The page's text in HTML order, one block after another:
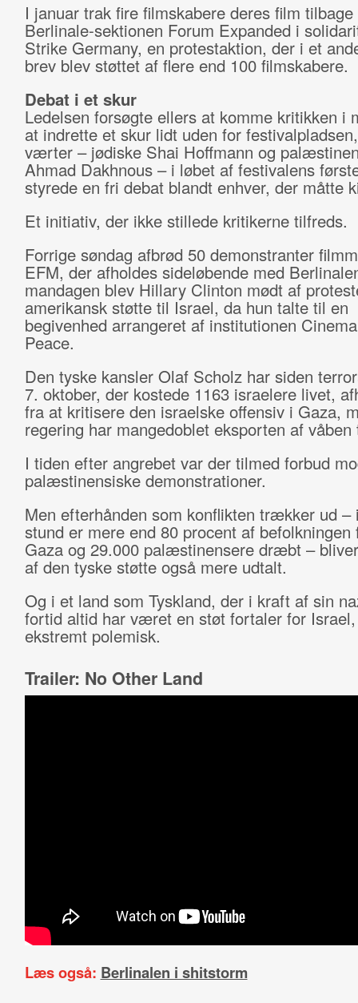
I januar trak fire filmskabere deres film tilbage
Berlinale-sektionen Forum Expanded i
Strike Germany, en protestaktion, der i et
brev blev støttet af flere end 100 filmskabere.
Debat i et skur
Ledelsen forsøgte ellers at komme kritikken i
at indrette et skur lidt uden for
værter – jødiske Shai Hoffmann og
Ahmad Dakhnous – i løbet af festivalens
styrede en fri debat blandt enhver, der måtte
Et initiativ, der ikke stillede kritikerne tilfreds.
Forrige søndag afbrød 50 demonstranter
EFM, der afholdes sideløbende med
mandagen blev Hillary Clinton mødt af
amerikansk støtte til Israel, da hun talte til en
begivenhed arrangeret af institutionen
Peace.
Den tyske kansler Olaf Scholz har siden
7. oktober, der kostede 1163 israelere livet,
fra at kritisere den israelske offensiv i Gaza,
regering har mangedoblet eksporten af
I tiden efter angrebet var der tilmed forbud
palæstinensiske demonstrationer.
Men efterhånden som konflikten trækker ud –
stund er mere end 80 procent af befolkningen
Gaza og 29.000 palæstinensere dræbt –
af den tyske støtte også mere udtalt.
Og i et land som Tyskland, der i kraft af sin
fortid altid har været en støt fortaler for
ekstremt polemisk.
Trailer: No Other Land
Læs også: Berlinalen i shitstorm